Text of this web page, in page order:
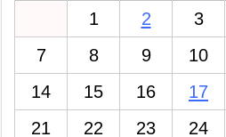
1
2 3
7
8 9 10
14
15 16 17
21
22 23 24